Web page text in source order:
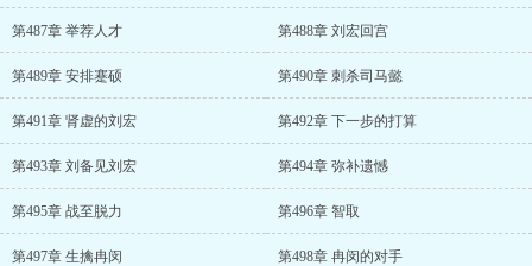
第487章 举荐人才 第488章 刘宏回宫
第489章 安排蹇硕 第490章 刺杀司马懿
第491章 肾虚的刘宏 第492章 下一步的打算
第493章 刘备见刘宏 第494章 弥补遗憾
第495章 战至脱力 第496章 智取
第497章 生擒冉闵 第498章 冉闵的对手